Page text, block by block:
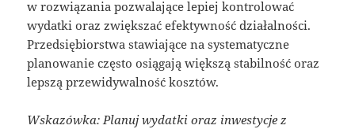
w rozwiązania pozwalające lepiej kontrolować
wydatki oraz zwiększać efektywność działalności.
Przedsiębiorstwa stawiające na systematyczne
planowanie często osiągają większą stabilność oraz
lepszą przewidywalność kosztów.
Wskazówka: Planuj wydatki oraz inwestycje z